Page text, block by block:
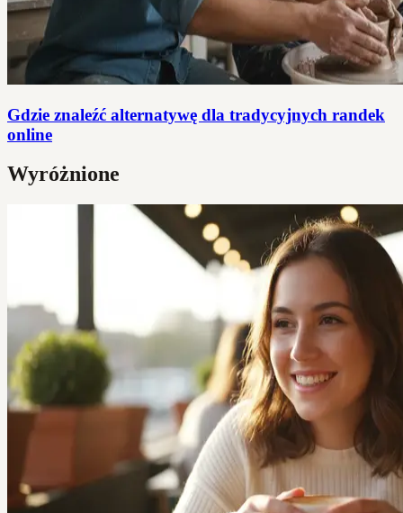
Gdzie znaleźć alternatywę dla tradycyjnych randek
online
Wyróżnione